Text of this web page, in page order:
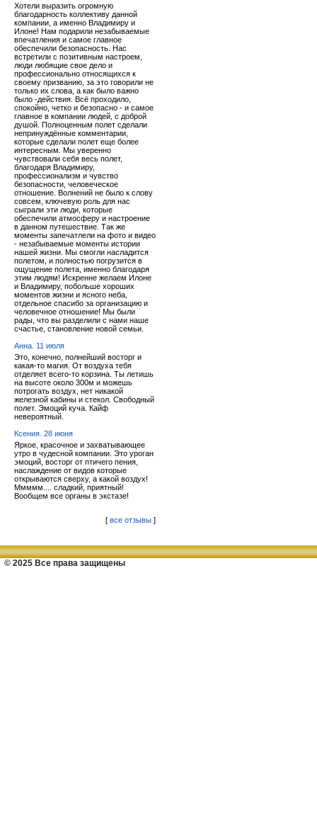
Хотели выразить огромную
благодарность коллективу данной
компании, а именно Владимиру и
Илоне! Нам подарили незабываемые
впечатления и самое главное
обеспечили безопасность. Нас
встретили с позитивным настроем,
люди любящие свое дело и
профессионально относящихся к
своему призванию, за это говорили не
только их слова, а как было важно
было -действия. Всё проходило,
спокойно, четко и безопасно - и самое
главное в компании людей, с доброй
душой. Полноценным полет сделали
непринуждённые комментарии,
которые сделали полет еще более
интересным. Мы уверенно
чувствовали себя весь полет,
благодаря Владимиру,
профессионализм и чувство
безопасности, человеческое
отношение. Волнений не было к слову
совсем, ключевую роль для нас
сыграли эти люди, которые
обеспечили атмосферу и настроение
в данном путешествие. Так же
моменты запечатлели на фото и видео
- незабываемые моменты истории
нашей жизни. Мы смогли насладится
полетом, и полностью погрузится в
ощущение полета, именно благодаря
этим людям! Искренне желаем Илоне
и Владимиру, побольше хороших
моментов жизни и ясного неба,
отдельное спасибо за организацию и
человечное отношение! Мы были
рады, что вы разделили с нами наше
счастье, становление новой семьи.
Анна. 11 июля
Это, конечно, полнейший восторг и
какая-то магия. От воздуха тебя
отделяет всего-то корзина. Ты летишь
на высоте около 300м и можешь
потрогать воздух, нет никакой
железной кабины и стекол. Свободный
полет. Эмоций куча. Кайф
невероятный.
Ксения. 28 июня
Яркое, красочное и захватывающее
утро в чудесной компании. Это уроган
эмоций, восторг от птичего пения,
наслаждение от видов которые
открываются сверху, а какой воздух!
Ммммм.... сладкий, приятный!
Вообщем все органы в экстазе!
[ все отзывы ]
© 2025 Все права защищены